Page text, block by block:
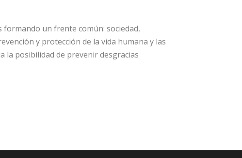
un frente común: sociedad,
y protección de la vida humana y las
la posibilidad de prevenir desgracias